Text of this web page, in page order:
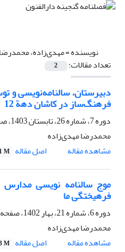
نویسنده =مهدی‌زاده، محمدرضا
تعداد مقالات: 2
دبیرستان، سالنامه‌نویسی و
فرهنگ‌ساز در کاشان دهة 12
دوره 7، شماره 26، تابستان 1403، صفحه
محمدرضا مهدی‌زاده
مشاهده مقاله
اصل مقاله M
موج سالنامه نویسی مدارس
فرهیختگی ما
دوره 6، شماره 21، بهار 1402، صفحه
محمدرضا مهدی‌زاده
مشاهده مقاله
اصل مقاله M